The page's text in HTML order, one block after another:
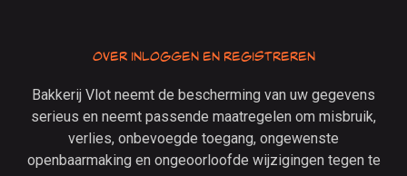
Over inloggen en registreren
Bakkerij Vlot neemt de bescherming van uw gegevens
serieus en neemt passende maatregelen om misbruik,
verlies, onbevoegde toegang, ongewenste
openbaarmaking en ongeoorloofde wijzigingen tegen te